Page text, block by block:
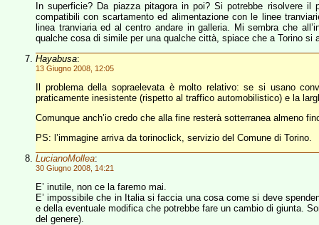
In superficie? Da piazza pitagora in poi? Si potrebbe risolvere il
compatibili con scartamento ed alimentazione con le linee
linea tranviaria ed al centro andare in galleria. Mi sembra che
qualche cosa di simile per una qualche città, spiace che a Torino si
Hayabusa:
13 Giugno 2008, 12:05
Il problema della sopraelevata è molto relativo: se si usano
praticamente inesistente (rispetto al traffico automobilistico) e la
Comunque anch’io credo che alla fine resterà sotterranea almeno
PS: l’immagine arriva da torinoclick, servizio del Comune di Torino.
LucianoMollea:
30 Giugno 2008, 14:21
E’ inutile, non ce la faremo mai.
E’ impossibile che in Italia si faccia una cosa come si deve
e della eventuale modifica che potrebbe fare un cambio di giunta.
del genere).